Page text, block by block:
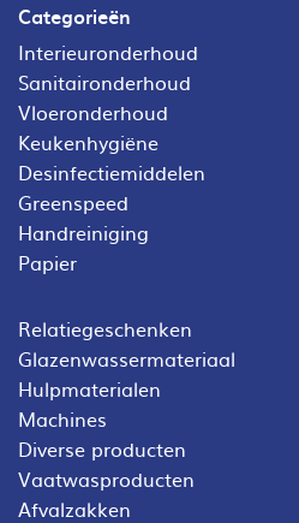
Categorieën
Interieuronderhoud
Sanitaironderhoud
Vloeronderhoud
Keukenhygiëne
Desinfectiemiddelen
Greenspeed
Handreiniging
Papier
Relatiegeschenken
Glazenwassermateriaal
Hulpmaterialen
Machines
Diverse producten
Vaatwasproducten
Afvalzakken